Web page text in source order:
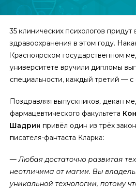
35 клинических психологов придут
здравоохранения в этом году.
Красноярском государственном
университете вручили дипломы
специальности, каждый третий — с
Поздравляя выпускников, декан
фармацевтического факультета
Шадрин привёл один из трёх
писателя-фантаста Кларка:
—Любая достаточно развитая
неотличима от магии. Вы
уникальной технологии, потому